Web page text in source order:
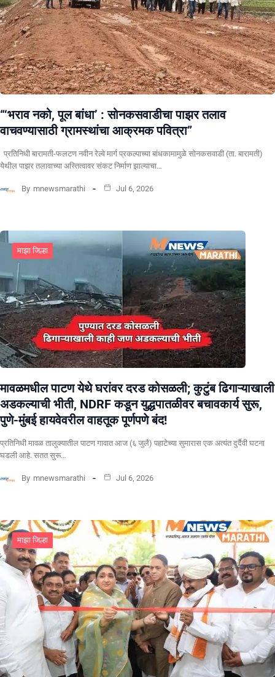
“‘भराव नको, पूल बांधा’ : सोनकसवाडीचा पाझर तलाव
वाचवण्यासाठी ग्रामस्थांचा आक्रमक पवित्रा”
प्रतिनिधी बारामती-फलटण नवीन रेल्वे मार्ग प्रकल्पाच्या बांधकामामुळे सोनकसवाडी (ता. बारामती)
येथील पाझर तलावाच्या अस्तित्वावर संकट निर्माण झाल्याचा…
By mnewsmarathi Jul 6, 2026
माझा जिल्हा
मावळमधील पाटण येथे घरांवर दरड कोसळली; कुटुंब ढिगाऱ्याखाली
अडकल्याची भीती, NDRF कडून युद्धपातळीवर बचावकार्य सुरू,
पुणे-मुंबई हायवेवरील वाहतूक पूर्णपणे बंद!
​प्रतिनिधी मावळ तालुक्यातील पाटण गावात आज (६ जुलै) पहाटेच्या सुमारास एक अत्यंत दुर्दैवी घटना
घडली आहे. सतत सुरू…
By mnewsmarathi Jul 6, 2026
माझा जिल्हा